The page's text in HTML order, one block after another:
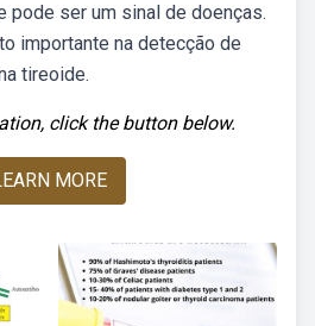
pode ser um ‌sinal de doenças⁣.
importante na detecção de
tireoide.
click the button below.
MORE